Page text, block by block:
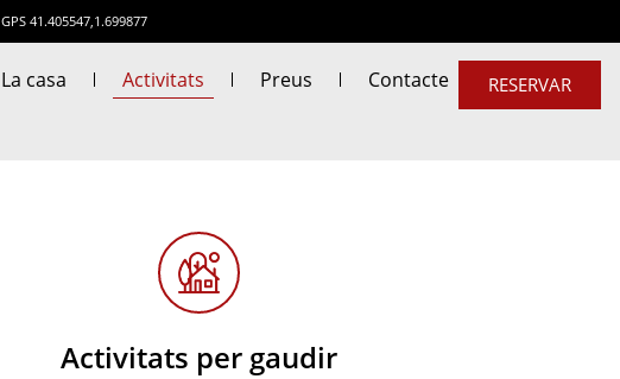
GPS 41.405547,1.699877
La casa Activitats Preus Contacte RESERVAR
Activitats per gaudir